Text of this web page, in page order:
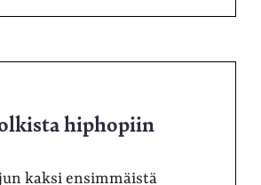
hiphopiin
kaksi ensimmäistä